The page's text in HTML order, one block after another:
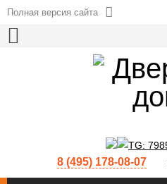
Полная версия сайта
8 (495) 178-08-07